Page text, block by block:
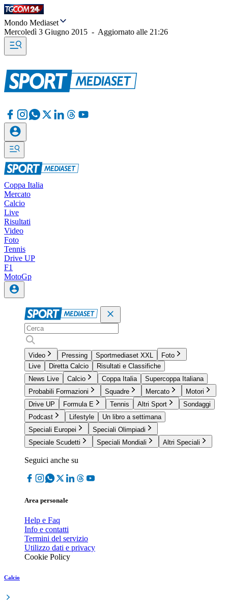
Mondo Mediaset
Mercoledì 3 Giugno 2015 - Aggiornato alle 21:26
Coppa Italia
Mercato
Calcio
Live
Risultati
Video
Foto
Tennis
Drive UP
F1
MotoGp
Video Pressing Sportmediaset XXL
Foto
Live
Diretta Calcio
Risultati e Classifiche
News Live
Calcio Coppa Italia
Supercoppa Italiana
Probabili Formazioni
Squadre Mercato
Motori
Drive UP
Formula E Tennis Altri Sport
Sondaggi
Podcast
Lifestyle
Un libro a settimana
Speciali Europei
Speciali Olimpiadi
Speciale Scudetti
Speciali Mondiali Altri Speciali
Seguici anche su
Area personale
Help e Faq
Info e contatti
Termini del servizio
Utilizzo dati e privacy
Cookie Policy
Calcio